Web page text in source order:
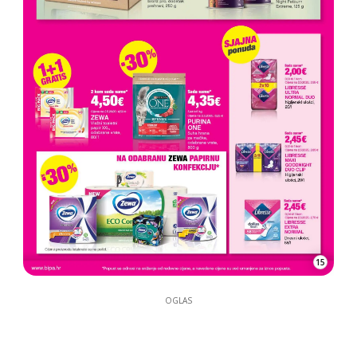
15
OGLAS